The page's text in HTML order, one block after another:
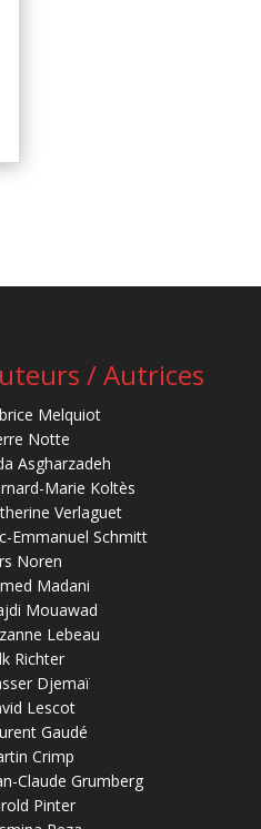
/ Autrices
Melquiot
Notte
Asgharzadeh
Marie Koltès
Verlaguet
Emmanuel Schmitt
Noren
Madani
Mouawad
Lebeau
Richter
Djemaï
Lescot
Gaudé
Crimp
Claude Grumberg
Pinter